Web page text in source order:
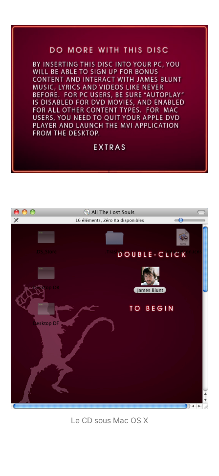
Le CD sous Mac OS X